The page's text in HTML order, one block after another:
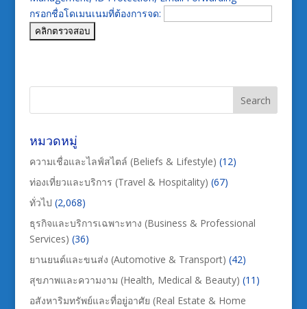
กรอกชื่อโดเมนเนมที่ต้องการจด:
หมวดหมู่
ความเชื่อและไลฟ์สไตล์ (Beliefs & Lifestyle) (12)
ท่องเที่ยวและบริการ (Travel & Hospitality) (67)
ทั่วไป (2,068)
ธุรกิจและบริการเฉพาะทาง (Business & Professional
Services) (36)
ยานยนต์และขนส่ง (Automotive & Transport) (42)
สุขภาพและความงาม (Health, Medical & Beauty) (11)
อสังหาริมทรัพย์และที่อยู่อาศัย (Real Estate & Home